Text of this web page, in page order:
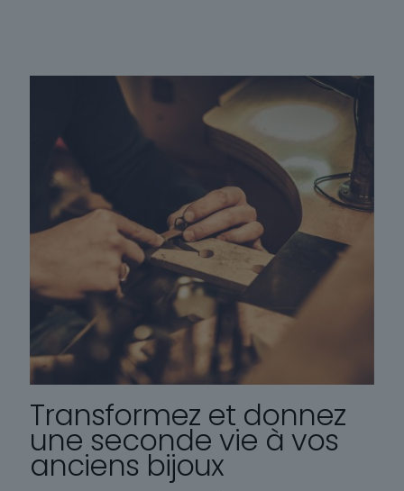
Transformez et donnez
une seconde vie à vos
anciens bijoux